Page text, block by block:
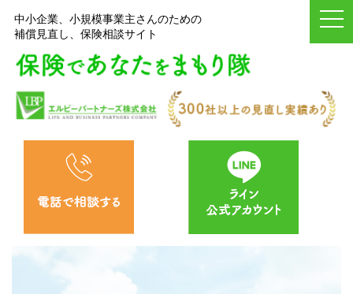
中小企業、小規模事業主さんのための
補償見直し、保険相談サイト